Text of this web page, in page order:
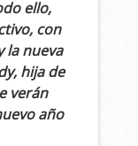
ello,
con
la nueva
hija de
verán
año